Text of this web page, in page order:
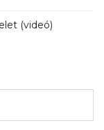
(videó)